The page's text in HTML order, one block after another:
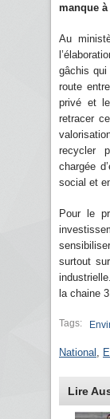
manque
Au
gâchis
route
privé et
retracer
recycler
chargée
social et
Pour le
surtout
la chaine
Tags:
National
Lire